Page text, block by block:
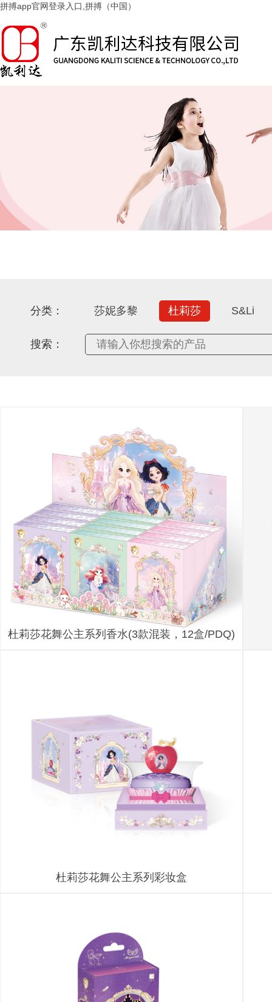
拼搏app官网登录入口,拼搏（中国）
分类： 莎妮多黎 杜莉莎 S&Li
搜索：
杜莉莎花舞公主系列香水(3款混装，12盒/PDQ)
杜莉莎花舞公主系列彩妆盒